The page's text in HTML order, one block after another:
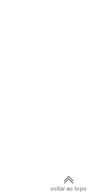
voltar ao topo